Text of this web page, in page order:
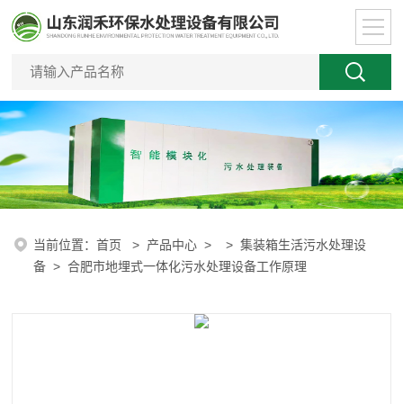
当前位置：首页 > 产品中心 > >集装箱生活污水处理设
备 > 合肥市地埋式一体化污水处理设备工作原理